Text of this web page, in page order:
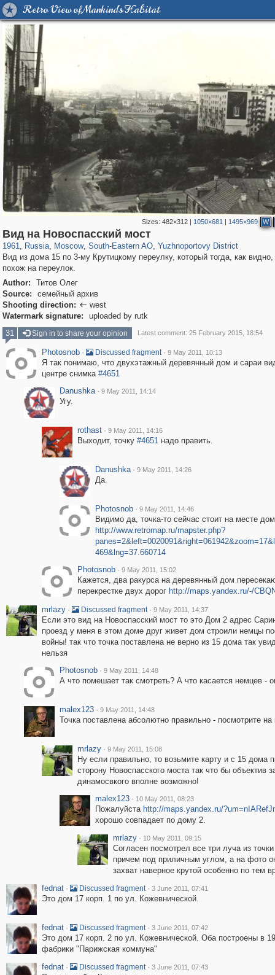
Retro View of Mankind's Habitat
Sizes: 482×312 | 1050×681 | 1495×969 W
Вид на Новоспасский мост
1961, Russia
1,407,705 29,262
, Moscow
319,968 8,295
, South-Eastern AO
11,379 197
, Yuzhnoportovy District
Вид из дома 15 по 3-му Крутицкому переулку, который тогда, как
похож на переулок.
Author:
Титов Олег
Source:
семейный архив
Shooting direction:  west
Watermark signature:
uploaded by rutk
31
Sign in to share your opinion Latest comment: 25 February 2015, 18:54
Photosnob · Discussed fragment · 9 May 2011, 10:13
Я так понимаю, что двухэтажный деревянный дом и сараи
центре снимка #4651
Danushka · 9 May 2011, 14:14
Угу.
rothast · 9 May 2011, 14:16
Выходит, точку #4651надо править.
Danushka · 9 May 2011, 14:26
Да.
Photosnob · 9 May 2011, 14:46
Видимо да, точка-то сейчас стоит на месте
http://www.retromap.ru/mapster.php?
469&lng=37.660714
Photosnob · 9 May 2011, 15:02
Кажется, два ракурса на деревянный дом
перекрестке двух дорог http://maps.yandex.ru/-/
mrlazy · Discussed fragment · 9 May 2011, 14:37
Если это вид на Новоспасский мост то это Дом 2 адрес
проезд у меня в этом доме друг живет дом строили немцы
войны! так что точка поставлена не верно из 15 дома так
нельзя
Photosnob · 9 May 2011, 14:48
А что помешает так смотреть? А что касается немцев -
malex123 · 9 May 2011, 14:48
Точка поставлена абсолютно правильно - посмотрите
mrlazy · 9 May 2011, 15:08
Ну если правильно, то возьмите карту и с 15
сторону Новоспасского моста так что бы объектив
динамосвкого вполне возможно!
malex123 · 10 May 2011, 08:23
Пожалуйста http://maps.yandex.ru/
хорошо совпадает по дому 2.
mrlazy · 10 May 2011, 09:15
Согласен посмотрел все три луча из
причем под приличным углом, а на фото
захват наверное крутой особенно по тем
fednat · Discussed fragment · 3 June 2011, 07:41
Это дом 17 корп. 1 по ул. Кожевнической.
fednat · Discussed fragment · 3 June 2011, 07:42
Это дом 17 корп. 2 по ул. Кожевнической. Оба построены в
фабрики "Парижская коммуна"
fednat · Discussed fragment · 3 June 2011, 07:43